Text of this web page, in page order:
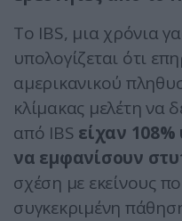
Το IBS, μια χρόνια
υπολογίζεται ότι
αμερικανικού
κλίμακας μελέτη να
από IBS είχαν
να εμφανίσουν
σχέση με εκείνους
συγκεκριμένη